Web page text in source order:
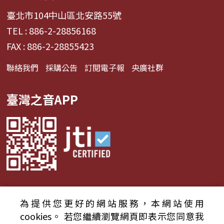
臺北市104中山區北安路55號
TEL : 886-2-28856168
FAX : 886-2-28855423
聯絡我們 採購公告 訂閱電子報 央廣社群
臺灣之音APP
© 2024財團法人中央廣播電臺 版權所有
為提供您更好的網站服務，本網站使用
cookies。 若您繼續瀏覽網頁即表示您同意我